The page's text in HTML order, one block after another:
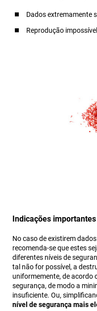
Dados extremamente
Reprodução impossível
Indicações importantes
No caso de existirem
recomenda-se que estes
diferentes níveis de
tal não for possível, a
uniformemente, de acordo
segurança, de modo a
insuficiente. Ou,
nível de segurança mais